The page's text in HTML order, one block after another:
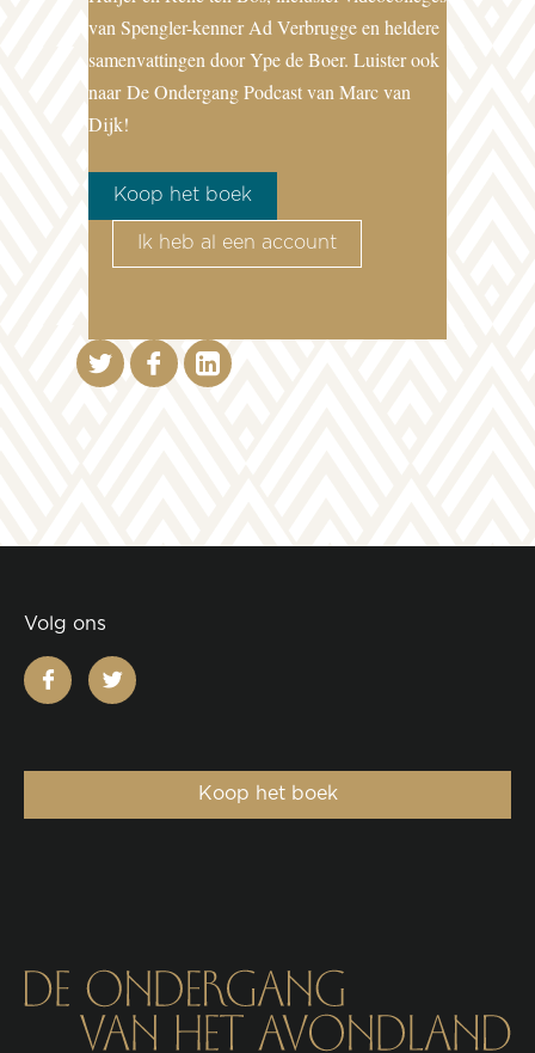
van Spengler-kenner Ad Verbrugge en heldere
samenvattingen door Ype de Boer. Luister ook
naar De Ondergang Podcast van Marc van
Dijk!
Koop het boek
Ik heb al een account
Volg ons
facebooktwitter
Koop het boek